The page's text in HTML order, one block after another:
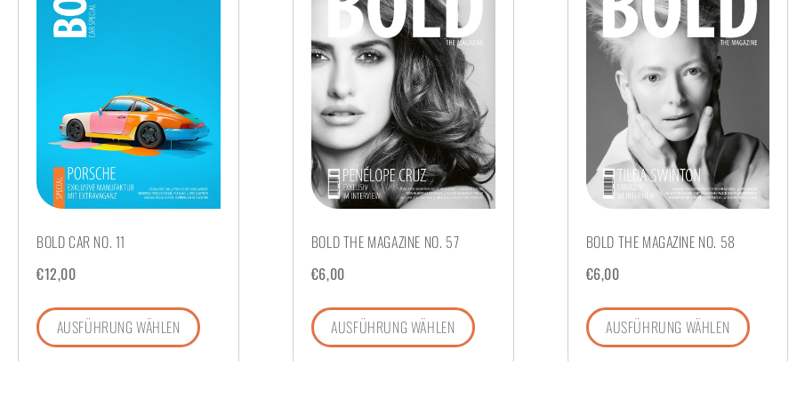
BOLD CAR NO. 11
€12,00
AUSFÜHRUNG WÄHLEN
BOLD THE MAGAZINE NO. 57
€6,00
AUSFÜHRUNG WÄHLEN
BOLD THE MAGAZINE NO. 58
€6,00
AUSFÜHRUNG WÄHLEN